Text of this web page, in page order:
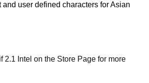
and user defined characters for Asian
2.1 Intel on the Store Page for more